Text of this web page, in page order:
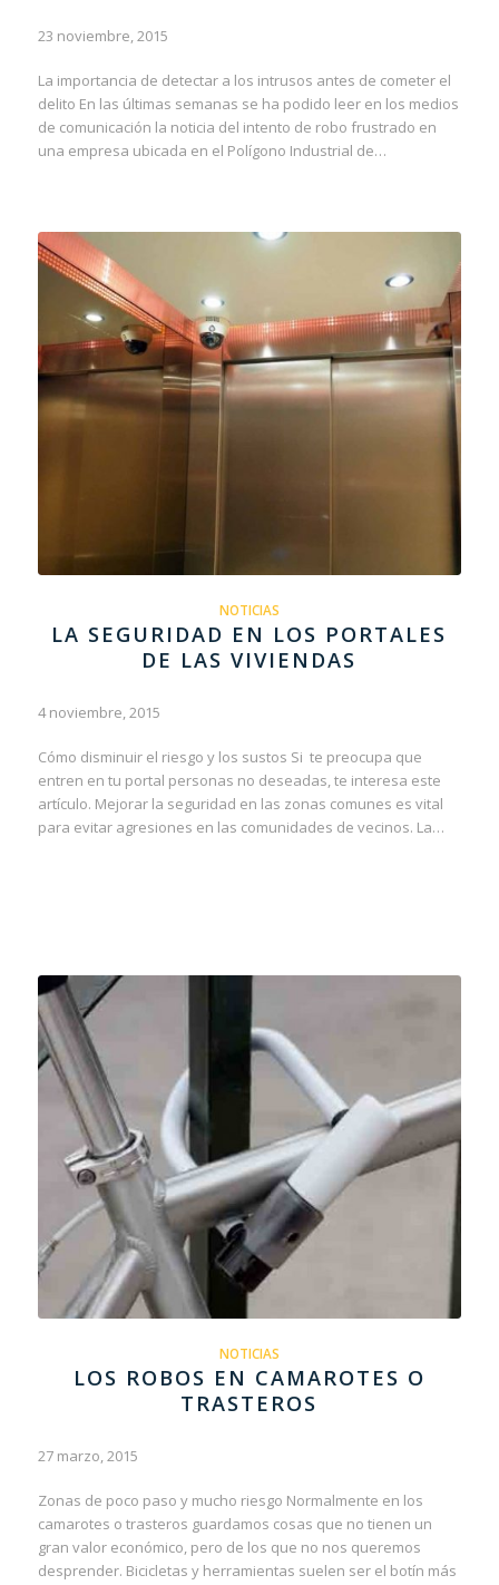
23 noviembre, 2015
La importancia de detectar a los intrusos antes de cometer el
delito En las últimas semanas se ha podido leer en los medios
de comunicación la noticia del intento de robo frustrado en
una empresa ubicada en el Polígono Industrial de…
NOTICIAS
LA SEGURIDAD EN LOS PORTALES
DE LAS VIVIENDAS
4 noviembre, 2015
Cómo disminuir el riesgo y los sustos Si te preocupa que
entren en tu portal personas no deseadas, te interesa este
artículo. Mejorar la seguridad en las zonas comunes es vital
para evitar agresiones en las comunidades de vecinos. La…
NOTICIAS
LOS ROBOS EN CAMAROTES O
TRASTEROS
27 marzo, 2015
Zonas de poco paso y mucho riesgo Normalmente en los
camarotes o trasteros guardamos cosas que no tienen un
gran valor económico, pero de los que no nos queremos
desprender. Bicicletas y herramientas suelen ser el botín más